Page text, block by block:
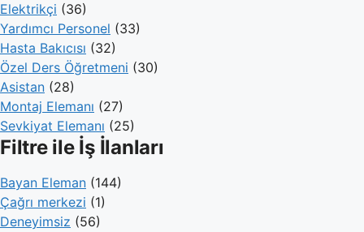
Elektrikçi (36)
Yardımcı Personel (33)
Hasta Bakıcısı (32)
Özel Ders Öğretmeni (30)
Asistan (28)
Montaj Elemanı (27)
Sevkiyat Elemanı (25)
Filtre ile İş İlanları
Bayan Eleman (144)
Çağrı merkezi (1)
Deneyimsiz (56)